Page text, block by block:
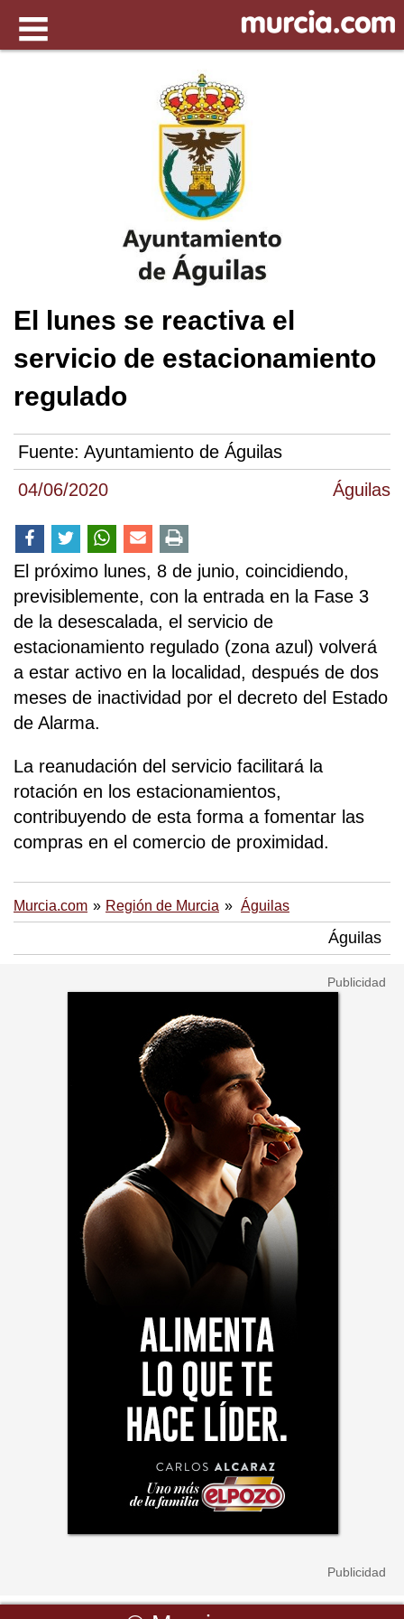
04/06/2020 Águilas
El lunes se reactiva el
servicio de estacionamiento
regulado
Fuente: Ayuntamiento de Águilas
El próximo lunes, 8 de junio, coincidiendo,
previsiblemente, con la entrada en la Fase 3
de la desescalada, el servicio de
estacionamiento regulado (zona azul) volverá
a estar activo en la localidad, después de dos
meses de inactividad por el decreto del Estado
de Alarma.
La reanudación del servicio facilitará la
rotación en los estacionamientos,
contribuyendo de esta forma a fomentar las
compras en el comercio de proximidad.
Murcia.com Región de Murcia Águilas
Águilas